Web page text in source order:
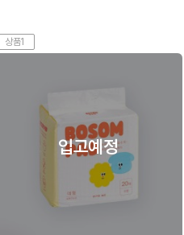
상품1
입고예정